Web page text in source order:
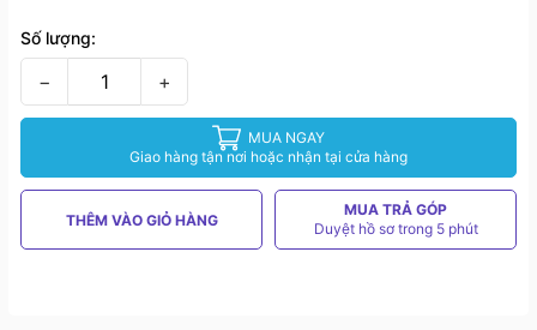
Số lượng:
− +
MUA NGAY
Giao hàng tận nơi hoặc nhận tại cửa hàng
THÊM VÀO GIỎ HÀNG
MUA TRẢ GÓP
Duyệt hồ sơ trong 5 phút